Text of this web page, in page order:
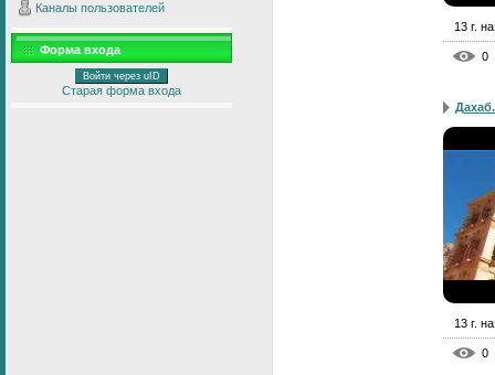
Каналы пользователей
Форма входа
Войти через uID
Старая форма входа
13 г.
0
13 г.
0